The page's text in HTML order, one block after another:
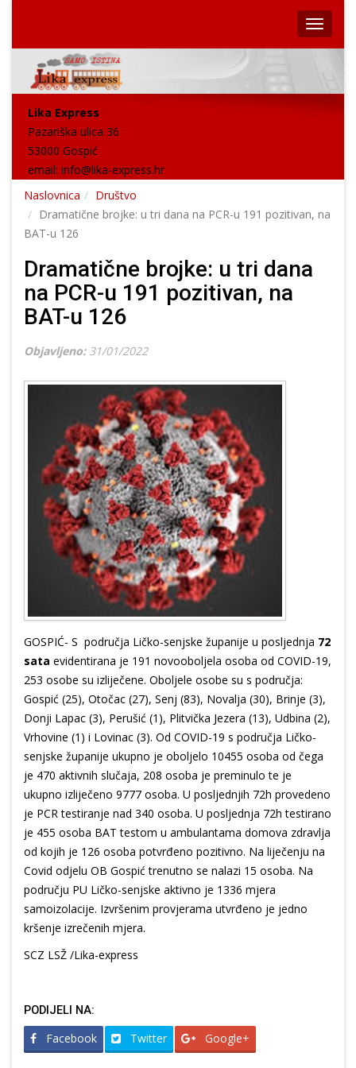
Lika Express
Pazariška ulica 36
53000 Gospić
email: info@lika-express.hr
Naslovnica
Društvo
Dramatične brojke: u tri dana na PCR-u 191 pozitivan, na
BAT-u 126
Dramatične brojke: u tri dana
na PCR-u 191 pozitivan, na
BAT-u 126
Objavljeno: 31/01/2022
GOSPIĆ- S područja Ličko-senjske županije u posljednja 72
sata evidentirana je 191 novooboljela osoba od COVID-19,
253 osobe su izliječene. Oboljele osobe su s područja:
Gospić (25), Otočac (27), Senj (83), Novalja (30), Brinje (3),
Donji Lapac (3), Perušić (1), Plitvička Jezera (13), Udbina (2),
Vrhovine (1) i Lovinac (3). Od COVID-19 s područja Ličko-
senjske županije ukupno je oboljelo 10455 osoba od čega
je 470 aktivnih slučaja, 208 osoba je preminulo te je
ukupno izliječeno 9777 osoba. U posljednjih 72h provedeno
je PCR testiranje nad 340 osoba. U posljednja 72h testirano
je 455 osoba BAT testom u ambulantama domova zdravlja
od kojih je 126 osoba potvrđeno pozitivno. Na liječenju na
Covid odjelu OB Gospić trenutno se nalazi 15 osoba. Na
području PU Ličko-senjske aktivno je 1336 mjera
samoizolacije. Izvršenim provjerama utvrđeno je jedno
kršenje izrečenih mjera.
SCZ LSŽ /Lika-express
PODIJELI NA:
Facebook Twitter Google+